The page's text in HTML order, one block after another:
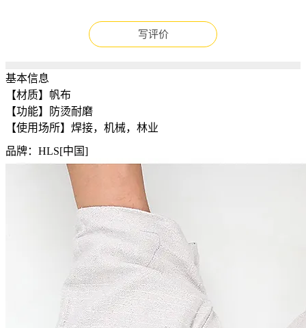
写评价
基本信息
【材质】帆布
【功能】防烫耐磨
【使用场所】焊接，机械，林业
品牌：HLS[中国]